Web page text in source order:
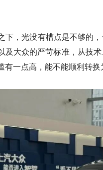
下，光没有槽点是不够的
及大众的严苛标准，从技
有一点高，能不能顺利转换